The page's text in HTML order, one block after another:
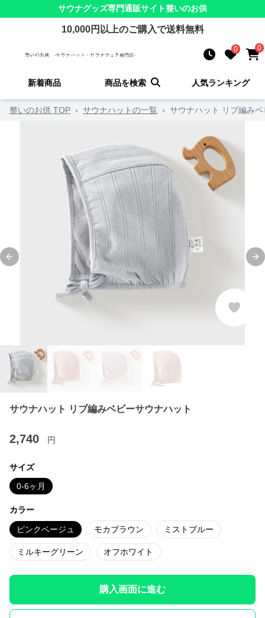
サウナグッズ専門通販サイト整いのお供
10,000円以上のご購入で送料無料
0 0
新着商品 商品を検索 人気ランキング
整いのお供 TOP › サウナハットの一覧 › サウナハット リブ編み
Previous slide
サウナハット リブ編みベビーサウナハット
2,740 円
サイズ
0-6ヶ月
カラー
ピンクベージュ モカブラウン ミストブルー
ミルキーグリーン オフホワイト
購入画面に進む